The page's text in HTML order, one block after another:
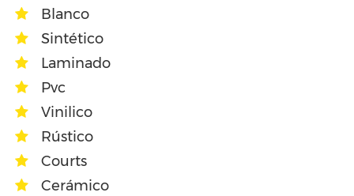
Blanco
Sintético
Laminado
Pvc
Vinilico
Rústico
Courts
Cerámico